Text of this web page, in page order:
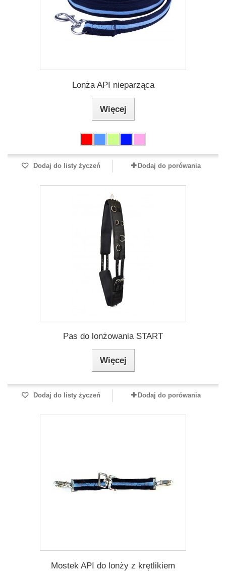
Lonża API nieparząca
Więcej
Dodaj do listy życzeń Dodaj do porówania
Pas do lonżowania START
Więcej
Dodaj do listy życzeń Dodaj do porówania
Mostek API do lonży z krętlikiem